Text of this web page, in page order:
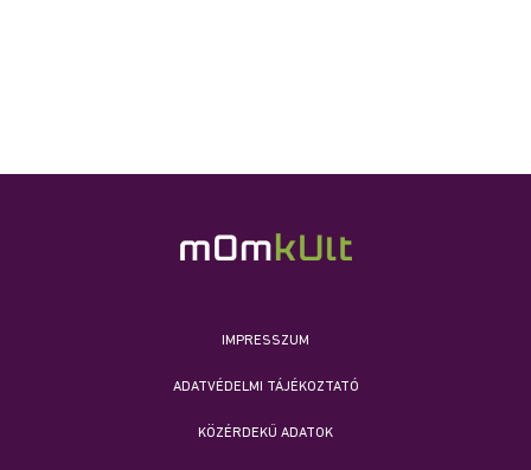
IMPRESSZUM
ADATVÉDELMI TÁJÉKOZTATÓ
KÖZÉRDEKŰ ADATOK